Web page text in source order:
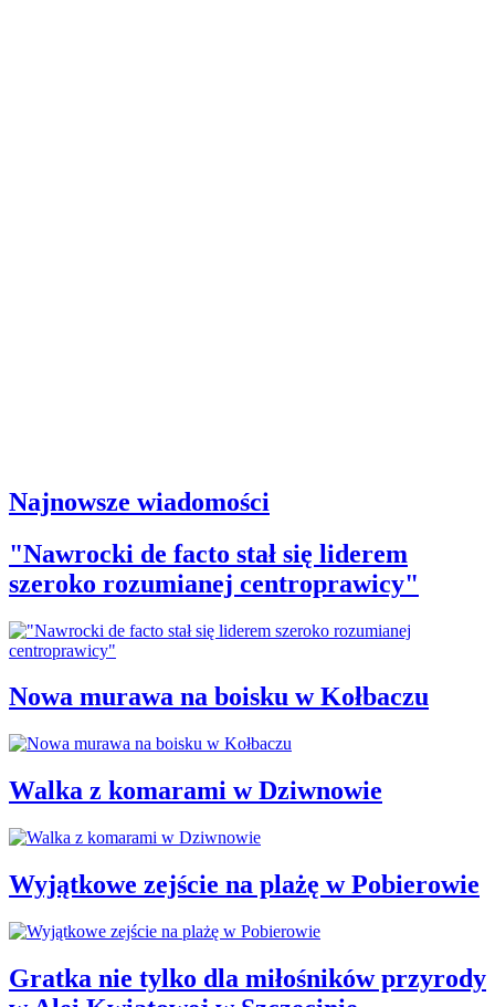
Najnowsze wiadomości
"Nawrocki de facto stał się liderem
szeroko rozumianej centroprawicy"
Nowa murawa na boisku w Kołbaczu
Walka z komarami w Dziwnowie
Wyjątkowe zejście na plażę w Pobierowie
Gratka nie tylko dla miłośników przyrody